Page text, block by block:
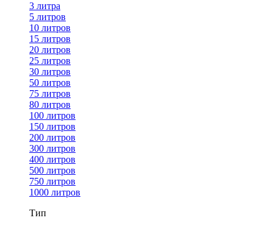
3 литра
5 литров
10 литров
15 литров
20 литров
25 литров
30 литров
50 литров
75 литров
80 литров
100 литров
150 литров
200 литров
300 литров
400 литров
500 литров
750 литров
1000 литров
Тип